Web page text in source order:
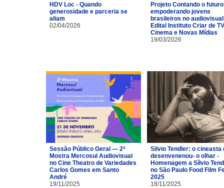
HDV Loc - Quando
generosidade e parceria se
aliam
02/04/2026
Projeto Contando o
empoderando jovens
brasileiros no
Edital Instituto Criar de
Cinema e Novas Mídias
19/03/2026
Sessão Público Geral — 2ª
Mostra Mercosul Audiovisual
no Cine Theatro de Variedades
Carlos Gomes em Santo
André
19/11/2025
Silvio Tendler: o cineasta
desenvenenou- o olhar -
Homenagem a Sílvio
no São Paulo Food Film
2025
18/11/2025